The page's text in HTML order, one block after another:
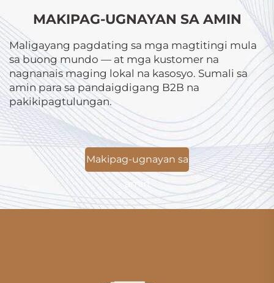
MAKIPAG-UGNAYAN SA AMIN
Maligayang pagdating sa mga magtitingi mula
sa buong mundo — at mga kustomer na
nagnanais maging lokal na kasosyo. Sumali sa
amin para sa pandaigdigang B2B na
pakikipagtulungan.
Makipag-ugnayan sa
amin